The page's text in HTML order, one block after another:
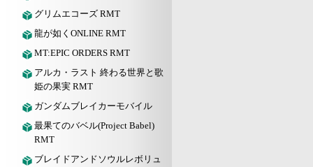
グリムエコーズ RMT
龍が如くONLINE RMT
MT:EPIC ORDERS RMT
アルカ・ラスト 終わる世界と歌
姫の果実 RMT
ガンダムブレイカーモバイル
最果てのバベル(Project Babel)
RMT
ブレイドアンドソウルレボリュ